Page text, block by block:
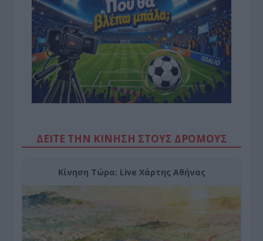
ΔΕΙΤΕ ΤΗΝ ΚΙΝΗΣΗ ΣΤΟΥΣ ΔΡΌΜΟΥΣ
Κίνηση Τώρα: Live Χάρτης Αθήνας